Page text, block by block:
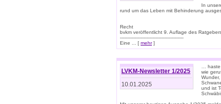
In
rund um das Leben mit Behinderung
Recht
bvkm veröffentlicht 9. Auflage des
-------------------------------------------
Eine ... [ mehr]
LVKM-Newsletter 1/2025
10.01.2025
…
wie
und ist